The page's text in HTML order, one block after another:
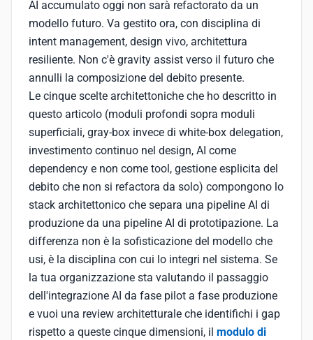
AI accumulato oggi non sarà refactorato da un
modello futuro. Va gestito ora, con disciplina di
intent management, design vivo, architettura
resiliente. Non c'è gravity assist verso il futuro che
annulli la composizione del debito presente.
Le cinque scelte architettoniche che ho descritto in
questo articolo (moduli profondi sopra moduli
superficiali, gray-box invece di white-box delegation,
investimento continuo nel design, AI come
dependency e non come tool, gestione esplicita del
debito che non si refactora da solo) compongono lo
stack architettonico che separa una pipeline AI di
produzione da una pipeline AI di prototipazione. La
differenza non è la sofisticazione del modello che
usi, è la disciplina con cui lo integri nel sistema. Se
la tua organizzazione sta valutando il passaggio
dell'integrazione AI da fase pilot a fase produzione
e vuoi una review architetturale che identifichi i gap
rispetto a queste cinque dimensioni, il modulo di